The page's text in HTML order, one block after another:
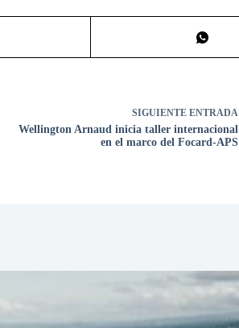
SIGUIENTE ENTRADA
Wellington Arnaud inicia taller internacional
en el marco del Focard-APS